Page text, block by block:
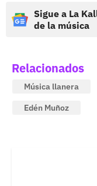
Sigue a La
de la música
Relacionados
Música llanera
Edén Muñoz